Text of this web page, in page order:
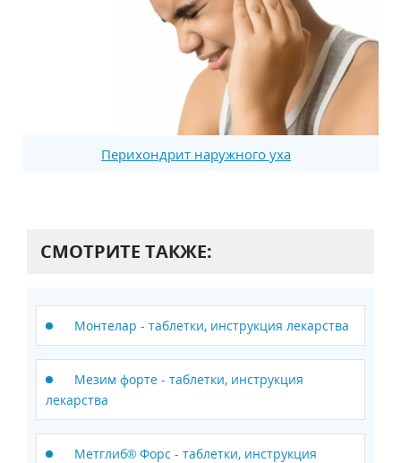
Перихондрит наружного уха
СМОТРИТЕ ТАКЖЕ:
Монтелар - таблетки, инструкция лекарства
Мезим форте - таблетки, инструкция
лекарства
Метглиб® Форс - таблетки, инструкция